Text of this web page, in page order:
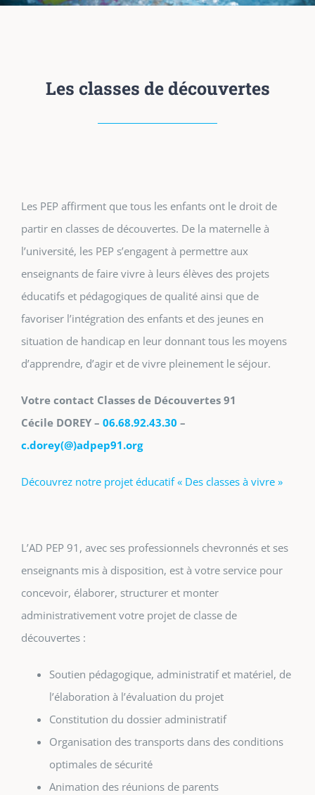
Les classes de découvertes
Les PEP affirment que tous les enfants ont le droit de
partir en classes de découvertes. De la maternelle à
l’université, les PEP s’engagent à permettre aux
enseignants de faire vivre à leurs élèves des projets
éducatifs et pédagogiques de qualité ainsi que de
favoriser l’intégration des enfants et des jeunes en
situation de handicap en leur donnant tous les moyens
d’apprendre, d’agir et de vivre pleinement le séjour.
Votre contact Classes de Découvertes 91
Cécile DOREY – 06.68.92.43.30 –
c.dorey(@)adpep91.org
Découvrez notre projet éducatif « Des classes à vivre »
L’AD PEP 91, avec ses professionnels chevronnés et ses
enseignants mis à disposition, est à votre service pour
concevoir, élaborer, structurer et monter
administrativement votre projet de classe de
découvertes :
Soutien pédagogique, administratif et matériel, de
l’élaboration à l’évaluation du projet
Constitution du dossier administratif
Organisation des transports dans des conditions
optimales de sécurité
Animation des réunions de parents